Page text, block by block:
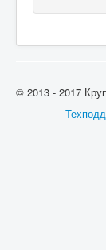
© 2013 - 2017